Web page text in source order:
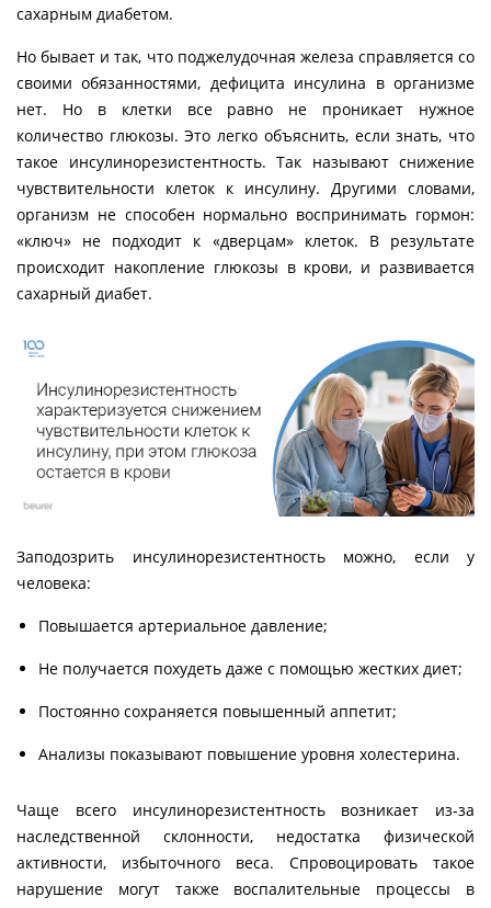
сахарным диабетом.
Но бывает и так, что поджелудочная железа справляется со
своими обязанностями, дефицита инсулина в организме
нет. Но в клетки все равно не проникает нужное
количество глюкозы. Это легко объяснить, если знать, что
такое инсулинорезистентность. Так называют снижение
чувствительности клеток к инсулину. Другими словами,
организм не способен нормально воспринимать гормон:
«ключ» не подходит к «дверцам» клеток. В результате
происходит накопление глюкозы в крови, и развивается
сахарный диабет.
Заподозрить инсулинорезистентность можно, если у
человека:
Повышается артериальное давление;
Не получается похудеть даже с помощью жестких диет;
Постоянно сохраняется повышенный аппетит;
Анализы показывают повышение уровня холестерина.
Чаще всего инсулинорезистентность возникает из-за
наследственной склонности, недостатка физической
активности, избыточного веса. Спровоцировать такое
нарушение могут также воспалительные процессы в